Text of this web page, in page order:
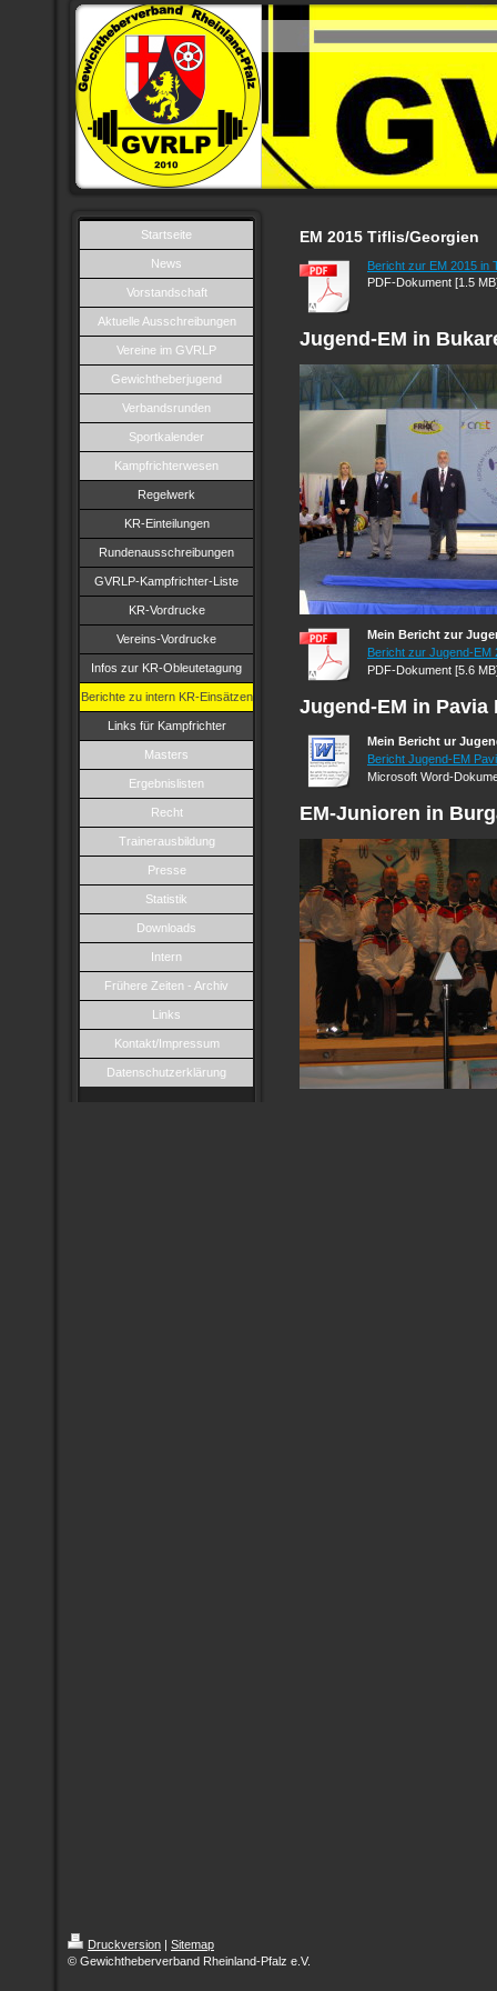
Startseite
News
Vorstandschaft
Aktuelle Ausschreibungen
Vereine im GVRLP
Gewichtheberjugend
Verbandsrunden
Sportkalender
Kampfrichterwesen
Regelwerk
KR-Einteilungen
Rundenausschreibungen
GVRLP-Kampfrichter-Liste
KR-Vordrucke
Vereins-Vordrucke
Infos zur KR-Obleutetagung
Berichte zu intern KR-Einsätzen
Links für Kampfrichter
Masters
Ergebnislisten
Recht
Trainerausbildung
Presse
Statistik
Downloads
Intern
Frühere Zeiten - Archiv
Links
Kontakt/Impressum
Datenschutzerklärung
EM 2015 Tiflis/Georgien
Bericht zur EM 2015 in
PDF-Dokument [1.5
Jugend-EM in
Mein Bericht zur
Bericht zur Jugend-EM
PDF-Dokument [5.6
Jugend-EM in Pavia
Mein Bericht ur
Bericht Jugend-EM
Microsoft Word-
EM-Junioren in
Druckversion | Sitemap
© Gewichtheberverband Rheinland-Pfalz e.V.